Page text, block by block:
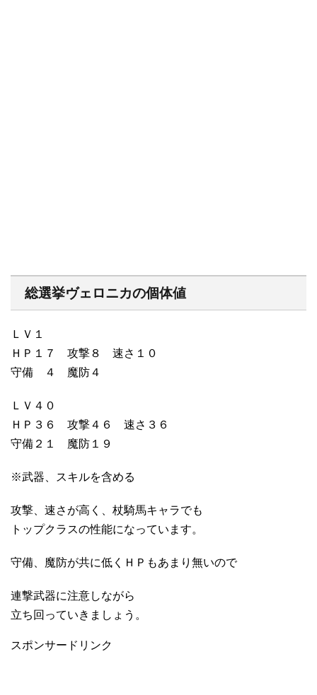
総選挙ヴェロニカの個体値
ＬＶ１
ＨＰ１７ 攻撃８ 速さ１０
守備 ４ 魔防４
ＬＶ４０
ＨＰ３６ 攻撃４６ 速さ３６
守備２１ 魔防１９
※武器、スキルを含める
攻撃、速さが高く、杖騎馬キャラでも
トップクラスの性能になっています。
守備、魔防が共に低くＨＰもあまり無いので
連撃武器に注意しながら
立ち回っていきましょう。
スポンサードリンク